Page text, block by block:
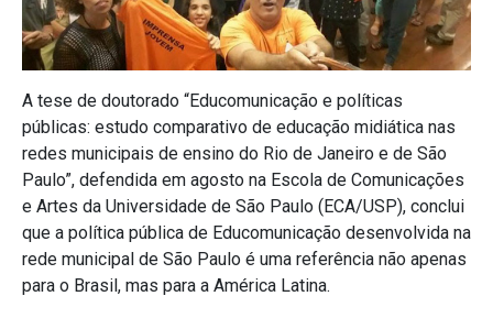
A tese de doutorado “Educomunicação e políticas
públicas: estudo comparativo de educação midiática nas
redes municipais de ensino do Rio de Janeiro e de São
Paulo”, defendida em agosto na Escola de Comunicações
e Artes da Universidade de São Paulo (ECA/USP), conclui
que a política pública de Educomunicação desenvolvida na
rede municipal de São Paulo é uma referência não apenas
para o Brasil, mas para a América Latina.